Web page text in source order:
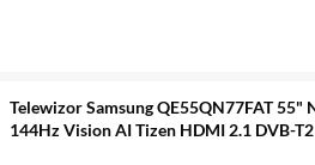
Telewizor Samsung QE55QN77FAT 55"
144Hz Vision AI Tizen HDMI 2.1 DVB-T2